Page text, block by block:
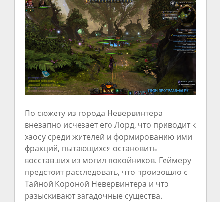
По сюжету из города Невервинтера
внезапно исчезает его Лорд, что приводит к
хаосу среди жителей и формированию ими
фракций, пытающихся остановить
восставших из могил покойников. Геймеру
предстоит расследовать, что произошло с
Тайной Короной Невервинтера и что
разыскивают загадочные существа.